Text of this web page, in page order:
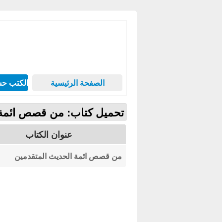
الصفحة الرئيسية الكتب
تحميل كتاب: من قصص ائمة
عنوان الكتاب
من قصص ائمة الحديث المتقدمين